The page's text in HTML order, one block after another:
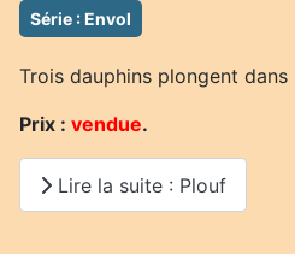
Série : Envol
Trois dauphins plongent dans
Prix : vendue.
Lire la suite : Plouf